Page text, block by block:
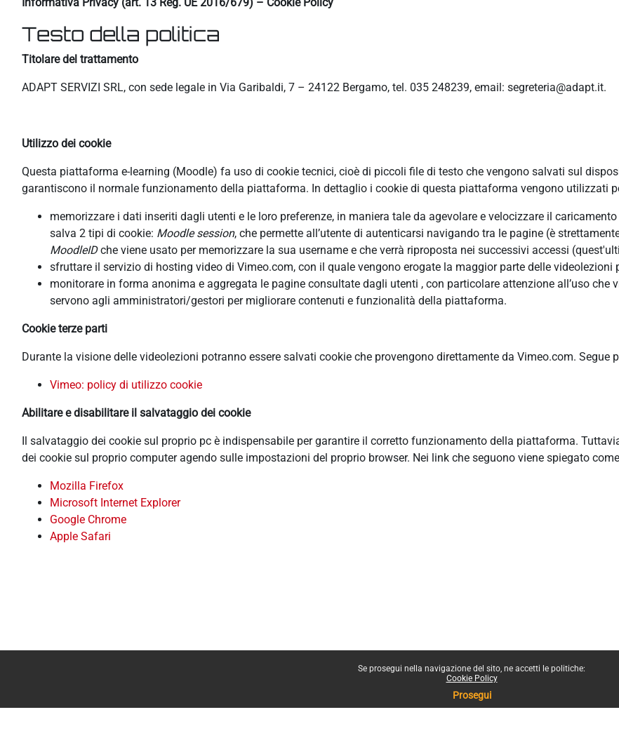
Se prosegui nella navigazione del sito, ne accetti le politiche:
Cookie Policy
Prosegui
Testo della politica
Titolare del trattamento
ADAPT SERVIZI SRL, con sede legale in Via Garibaldi, 7 – 24122 Bergamo, tel. 035 248239, email: segreteria@adapt.it.
Utilizzo dei cookie
Questa piattaforma e-learning (Moodle) fa uso di cookie tecnici, cioè di piccoli file di testo che vengono salvati sul
garantiscono il normale funzionamento della piattaforma. In dettaglio i cookie di questa piattaforma vengono utilizzati
memorizzare i dati inseriti dagli utenti e le loro preferenze, in maniera tale da agevolare e velocizzare il
salva 2 tipi di cookie: Moodle session, che permette all’utente di autenticarsi navigando tra le pagine (è
MoodleIDche viene usato per memorizzare la sua username e che verrà riproposta nei successivi accessi
sfruttare il servizio di hosting video di Vimeo.com, con il quale vengono erogate la maggior parte delle videolezioni
monitorare in forma anonima e aggregata le pagine consultate dagli utenti , con particolare attenzione all’uso
servono agli amministratori/gestori per migliorare contenuti e funzionalità della piattaforma.
Cookie terze parti
Durante la visione delle videolezioni potranno essere salvati cookie che provengono direttamente da Vimeo.com. Segue
Vimeo: policy di utilizzo cookie
Abilitare e disabilitare il salvataggio dei cookie
Il salvataggio dei cookie sul proprio pc è indispensabile per garantire il corretto funzionamento della piattaforma.
dei cookie sul proprio computer agendo sulle impostazioni del proprio browser. Nei link che seguono viene spiegato
Mozilla Firefox
Microsoft Internet Explorer
Google Chrome
Apple Safari